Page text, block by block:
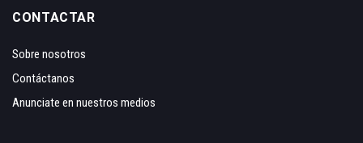
CONTACTAR
Sobre nosotros
Contáctanos
Anunciate en nuestros medios